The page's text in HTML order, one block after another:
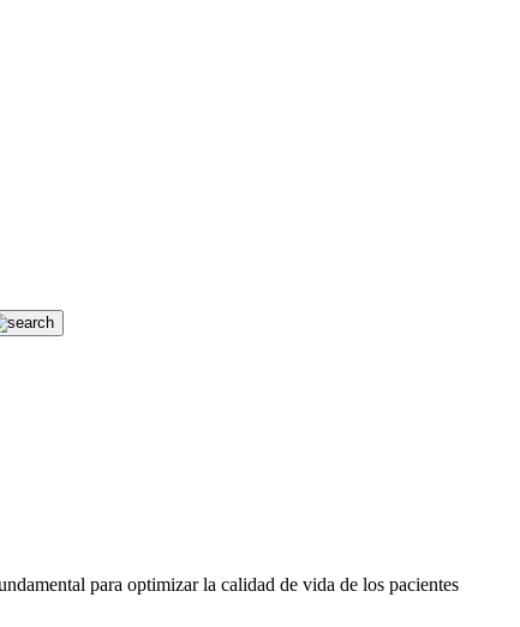
para optimizar la calidad de vida de los pacientes